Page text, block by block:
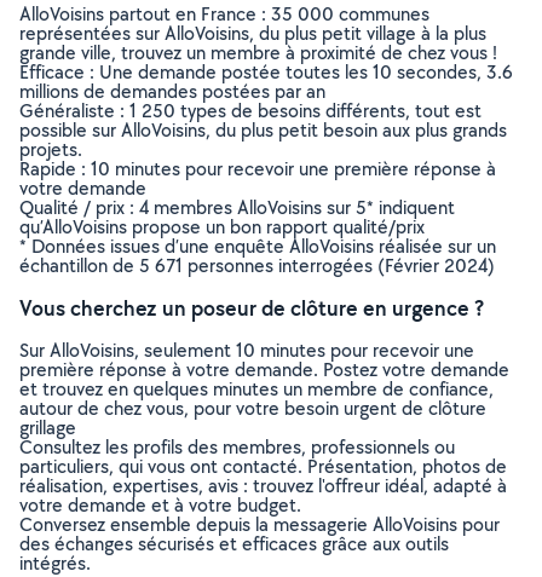
AlloVoisins partout en France : 35 000 communes
représentées sur AlloVoisins, du plus petit village à la plus
grande ville, trouvez un membre à proximité de chez vous !
Efficace : Une demande postée toutes les 10 secondes, 3.6
millions de demandes postées par an
Généraliste : 1 250 types de besoins différents, tout est
possible sur AlloVoisins, du plus petit besoin aux plus grands
projets.
Rapide : 10 minutes pour recevoir une première réponse à
votre demande
Qualité / prix : 4 membres AlloVoisins sur 5* indiquent
qu’AlloVoisins propose un bon rapport qualité/prix
* Données issues d’une enquête AlloVoisins réalisée sur un
échantillon de 5 671 personnes interrogées (Février 2024)
Vous cherchez un poseur de clôture en urgence ?
Sur AlloVoisins, seulement 10 minutes pour recevoir une
première réponse à votre demande. Postez votre demande
et trouvez en quelques minutes un membre de confiance,
autour de chez vous, pour votre besoin urgent de clôture
grillage
Consultez les profils des membres, professionnels ou
particuliers, qui vous ont contacté. Présentation, photos de
réalisation, expertises, avis : trouvez l'offreur idéal, adapté à
votre demande et à votre budget.
Conversez ensemble depuis la messagerie AlloVoisins pour
des échanges sécurisés et efficaces grâce aux outils
intégrés.